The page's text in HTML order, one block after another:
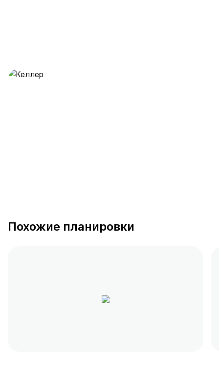
Похожие планировки